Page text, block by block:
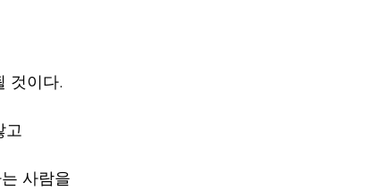
것이다.
고
사람을